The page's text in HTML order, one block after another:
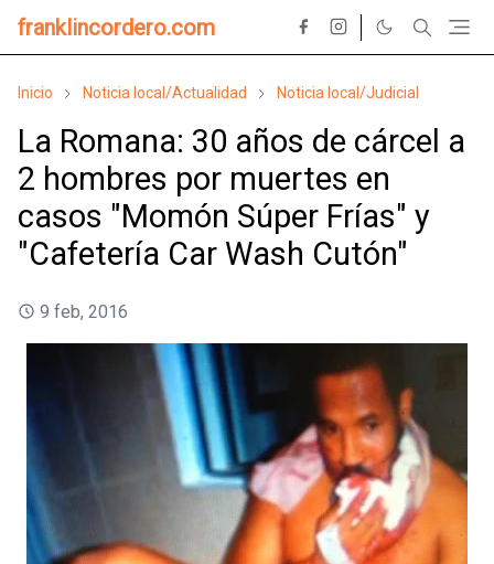
franklincordero.com
Inicio Noticia local/Actualidad Noticia local/Judicial
La Romana: 30 años de cárcel a
2 hombres por muertes en
casos "Momón Súper Frías" y
"Cafetería Car Wash Cutón"
9 feb, 2016